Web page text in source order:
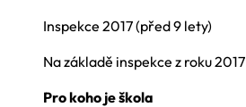
Inspekce 2017(před 9 lety)
Na základě inspekce z roku 2017
Pro koho je škola